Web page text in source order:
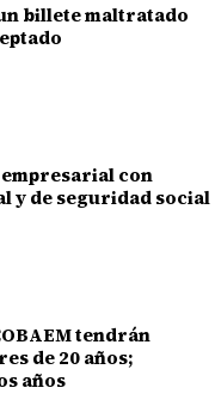
billete maltratado
con
y de seguridad social
tendrán
de 20 años;
años